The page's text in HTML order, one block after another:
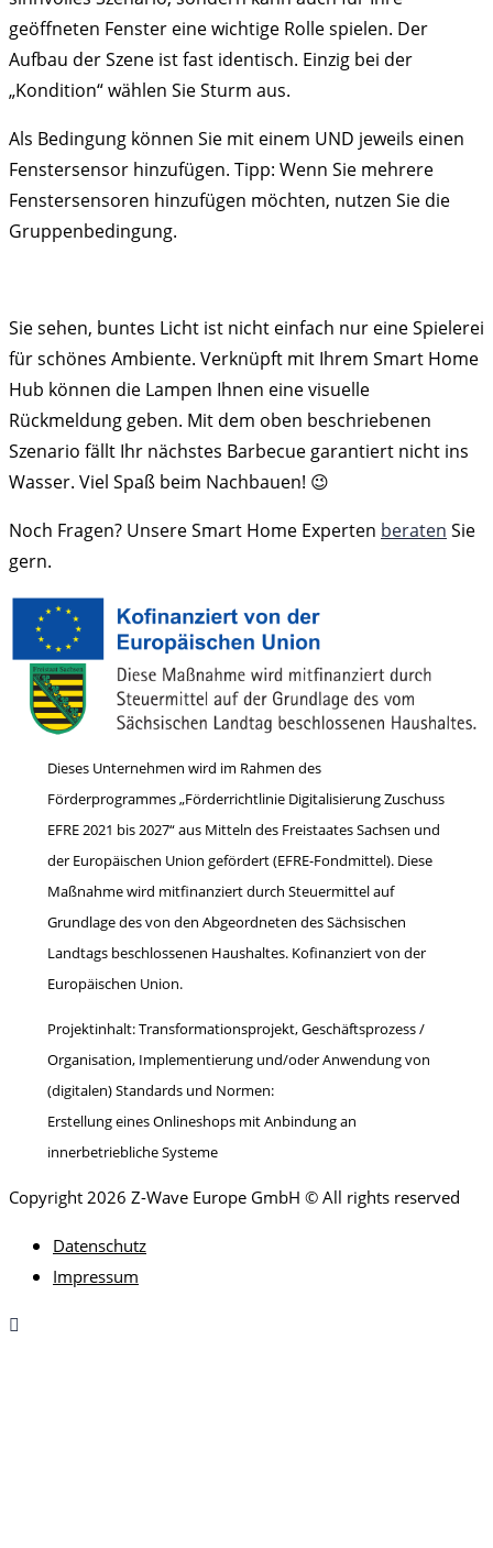
geöffneten Fenster eine wichtige Rolle spielen. Der
Aufbau der Szene ist fast identisch. Einzig bei der
„Kondition“ wählen Sie Sturm aus.
Als Bedingung können Sie mit einem UND jeweils einen
Fenstersensor hinzufügen. Tipp: Wenn Sie mehrere
Fenstersensoren hinzufügen möchten, nutzen Sie die
Gruppenbedingung.
Sie sehen, buntes Licht ist nicht einfach nur eine Spielerei
für schönes Ambiente. Verknüpft mit Ihrem Smart Home
Hub können die Lampen Ihnen eine visuelle
Rückmeldung geben. Mit dem oben beschriebenen
Szenario fällt Ihr nächstes Barbecue garantiert nicht ins
Wasser. Viel Spaß beim Nachbauen! 😉
Noch Fragen? Unsere Smart Home Experten beraten Sie
gern.
Dieses Unternehmen wird im Rahmen des
Förderprogrammes „Förderrichtlinie Digitalisierung Zuschuss
EFRE 2021 bis 2027“ aus Mitteln des Freistaates Sachsen und
der Europäischen Union gefördert (EFRE-Fondmittel). Diese
Maßnahme wird mitfinanziert durch Steuermittel auf
Grundlage des von den Abgeordneten des Sächsischen
Landtags beschlossenen Haushaltes. Kofinanziert von der
Europäischen Union.
Projektinhalt: Transformationsprojekt, Geschäftsprozess /
Organisation, Implementierung und/oder Anwendung von
(digitalen) Standards und Normen:
Erstellung eines Onlineshops mit Anbindung an
innerbetriebliche Systeme
Copyright 2026 Z-Wave Europe GmbH © All rights reserved
Datenschutz
Impressum